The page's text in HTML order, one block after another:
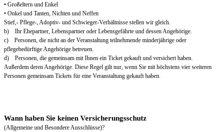
• Großeltern und Enkel
• Onkel und Tanten, Nichten und Neffen
Stief,- Pflege-, Adoptiv- und Schwieger-Verhältnisse stellen wir gleich.
b) Ihr Ehepartner, Lebenspartner oder Lebensgefährte und dessen Angehörige.
c) Personen, die nicht an der Veranstaltung teilnehmende minderjährige oder
pflegebedürftige Angehörige betreuen.
d) Personen, die gemeinsam mit Ihnen ein Ticket gekauft und versichert haben.
Außerdem deren Angehörige. Diese Regel gilt nur, wenn Sie mit höchstens vier weiteren
Personen gemeinsam Tickets für eine Veranstaltung gekauft haben.
Wann haben Sie keinen Versicherungsschutz
(Allgemeine und Besondere Ausschlüsse)?